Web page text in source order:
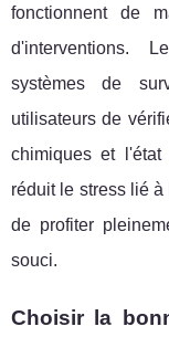
fonctionnent de
d'interventions.
systèmes de
utilisateurs de
chimiques et
réduit le stress lié
de profiter
souci.
Choisir la